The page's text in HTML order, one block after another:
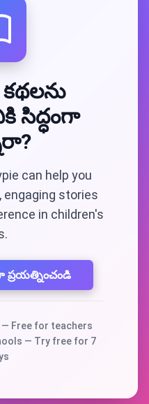
సిద్ధంగా
can help you
engaging stories
in children's
ప్రయత్నించండి
Free for teachers
— Try free for 7